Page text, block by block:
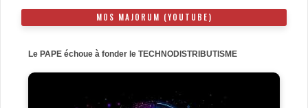
MOS MAJORUM (YOUTUBE)
Le PAPE échoue à fonder le TECHNODISTRIBUTISME